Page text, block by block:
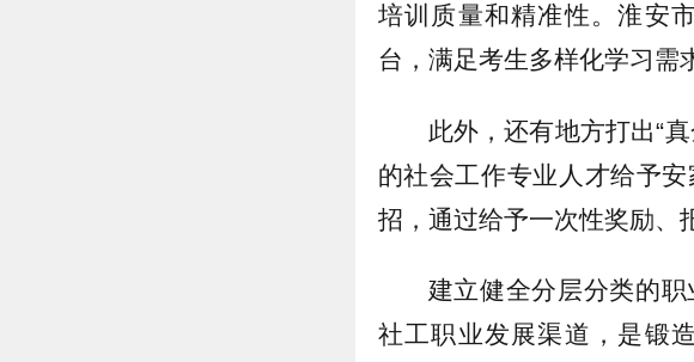
培训质量和精准性。淮安
台，满足考生多样化学习需
此外，还有地方打出“
的社会工作专业人才给予
招，通过给予一次性奖励、
建立健全分层分类的
社工职业发展渠道，是锻